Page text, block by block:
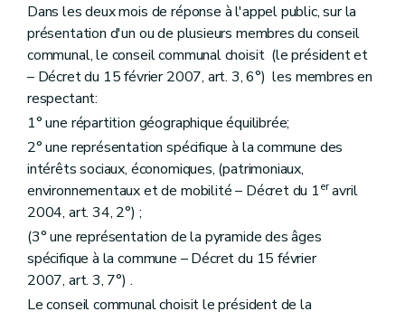
Titre premier Définitions
Art. 237/1
Titre II Champ d'application
Art. 237/2
Titre III Méthode de calcul de la performance énergétique des bâtiments
Art. 237/3
Art. 237/4
Art. 237/5
Art. 237/6
Art. 237/7
Art. 237/8
Titre IV
Exigences de performance énergétique des bâtiments
Chapitre premier
Art. 237/9
Art. 237/10
Art. 237/11
Chapitre II
Art. 237/12
Dans les deux mois de réponse à l'appel public, sur la
présentation d'un ou de plusieurs membres du conseil
communal, le conseil communal choisit (le président et
– Décret du 15 février 2007, art. 3, 6°) les membres en
respectant:
1° une répartition géographique équilibrée;
2° une représentation spécifique à la commune des
intérêts sociaux, économiques, (patrimoniaux,
environnementaux et de mobilité – Décret du 1eravril
2004, art. 34, 2°) ;
(3° une représentation de la pyramide des âges
spécifique à la commune – Décret du 15 février
2007, art. 3, 7°) .
Le conseil communal choisit le président de la